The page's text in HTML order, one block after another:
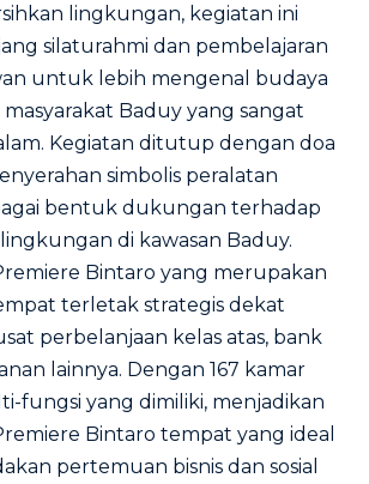
lingkungan, kegiatan ini
silaturahmi dan pembelajaran
untuk lebih mengenal budaya
Baduy yang sangat
Kegiatan ditutup dengan doa
simbolis peralatan
bentuk dukungan terhadap
di kawasan Baduy.
Bintaro yang merupakan
terletak strategis dekat
perbelanjaan kelas atas, bank
lainnya. Dengan 167 kamar
fungsi yang dimiliki, menjadikan
Bintaro tempat yang ideal
pertemuan bisnis dan sosial